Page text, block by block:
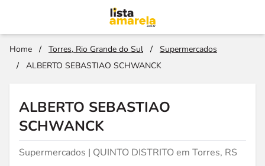
Home / Torres, Rio Grande do Sul /
Supermercados
/
ALBERTO SEBASTIAO SCHWANCK
ALBERTO SEBASTIAO
SCHWANCK
Supermercados | QUINTO DISTRITO em Torres, RS